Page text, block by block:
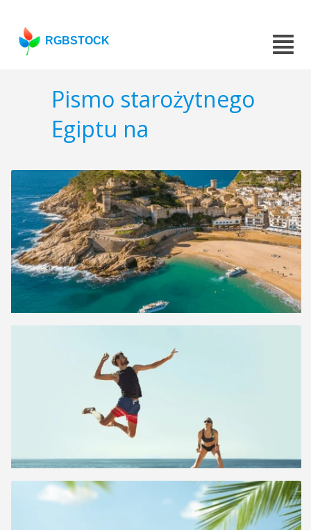
RGBSTOCK
Pismo starożytnego
Egiptu na